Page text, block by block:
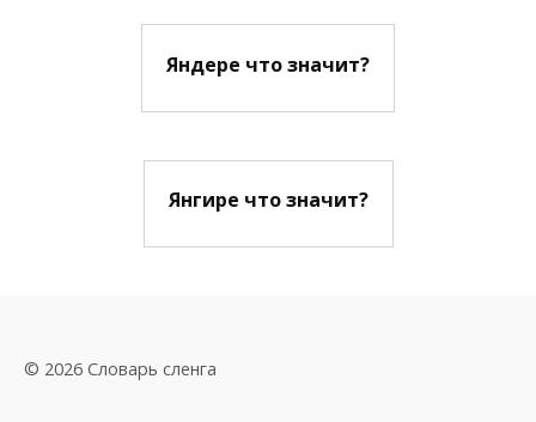
Яндере что значит?
Янгире что значит?
© 2026 Словарь сленга